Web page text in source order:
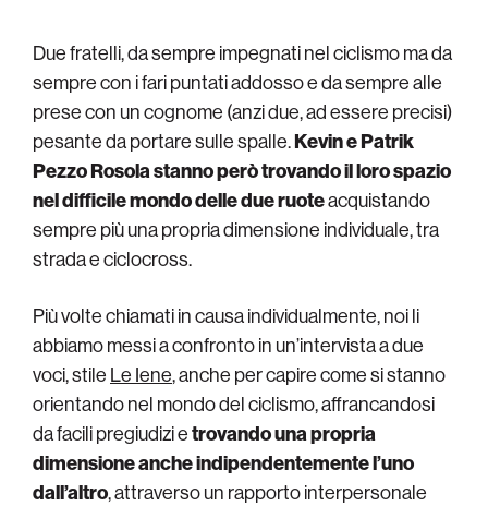
Due fratelli, da sempre impegnati nel ciclismo ma da
sempre con i fari puntati addosso e da sempre alle
prese con un cognome (anzi due, ad essere precisi)
pesante da portare sulle spalle.Kevin e Patrik
Pezzo Rosola stanno però trovando il loro spazio
nel difficile mondo delle due ruoteacquistando
sempre più una propria dimensione individuale, tra
strada e ciclocross.
Più volte chiamati in causa individualmente, noi li
abbiamo messi a confronto in un’intervista a due
voci, stile Le Iene, anche per capire come si stanno
orientando nel mondo del ciclismo, affrancandosi
da facili pregiudizi etrovando una propria
dimensione anche indipendentemente l’uno
dall’altro, attraverso un rapporto interpersonale